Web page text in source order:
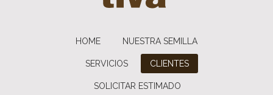
HOME NUESTRA SEMILLA
SERVICIOS CLIENTES
SOLICITAR ESTIMADO